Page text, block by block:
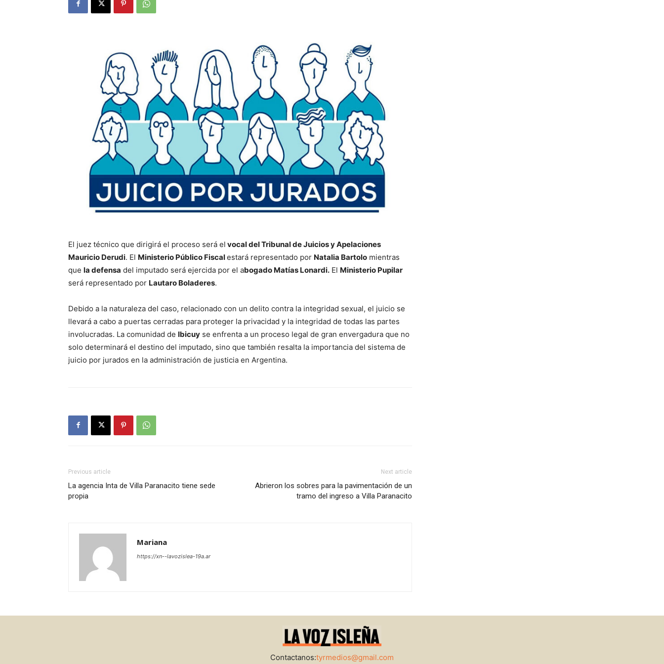
El juez técnico que dirigirá el proceso será el vocal del Tribunal de Juicios y Apelaciones
Mauricio Derudi. El Ministerio Público Fiscalestará representado por Natalia Bartolo mientras
que la defensa del imputado será ejercida por el abogado Matías Lonardi. El Ministerio Pupilar
será representado por Lautaro Boladeres.
Debido a la naturaleza del caso, relacionado con un delito contra la integridad sexual, el juicio se
llevará a cabo a puertas cerradas para proteger la privacidad y la integridad de todas las partes
involucradas. La comunidad de Ibicuy se enfrenta a un proceso legal de gran envergadura que no
solo determinará el destino del imputado, sino que también resalta la importancia del sistema de
juicio por jurados en la administración de justicia en Argentina.
Previous article
La agencia Inta de Villa Paranacito tiene sede
propia
Next article
Abrieron los sobres para la pavimentación de un
tramo del ingreso a Villa Paranacito
Mariana
https://xn--lavozislea-19a.ar
Contactanos:tyrmedios@gmail.com